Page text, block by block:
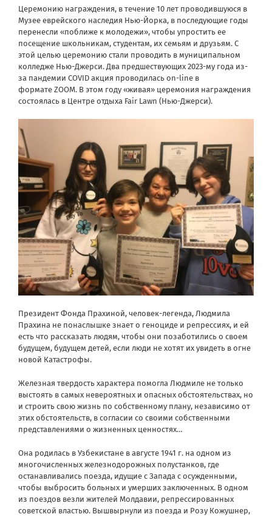
Церемонию награждения, в течение 10 лет проводившуюся в
Музее еврейского наследия Нью-Йорка, в последующие годы
перенесли «поближе к молодежи», чтобы упростить ее
посещение школьникам, студентам, их семьям и друзьям. С
этой целью церемонию стали проводить в муниципальном
колледже Нью-Джерси. Два предшествующих 2023-му года из-
за пандемии COVID акция проводилась on-line в
формате ZOOM. В этом году «живая» церемония награждения
состоялась в Центре отдыха Fair Lawn (Нью-Джерси).
Президент Фонда Прахиной, человек-легенда, Людмила
Прахина не понаслышке знает о геноциде и репрессиях, и ей
есть что рассказать людям, чтобы они позаботились о своем
будущем, будущем детей, если люди не хотят их увидеть в огне
новой Катастрофы.
Железная твердость характера помогла Людмиле не только
выстоять в самых невероятных и опасных обстоятельствах, но
и строить свою жизнь по собственному плану, независимо от
этих обстоятельств, в согласии со своими собственными
представлениями о жизненных ценностях…
Она родилась в Узбекистане в августе 1941 г. на одном из
многочисленных железнодорожных полустанков, где
останавливались поезда, идущие с Запада с осужденными,
чтобы выбросить больных и умерших заключенных. В одном
из поездов везли жителей Молдавии, репрессированных
советской властью. Вышвырнули из поезда и Розу Кожушнер,